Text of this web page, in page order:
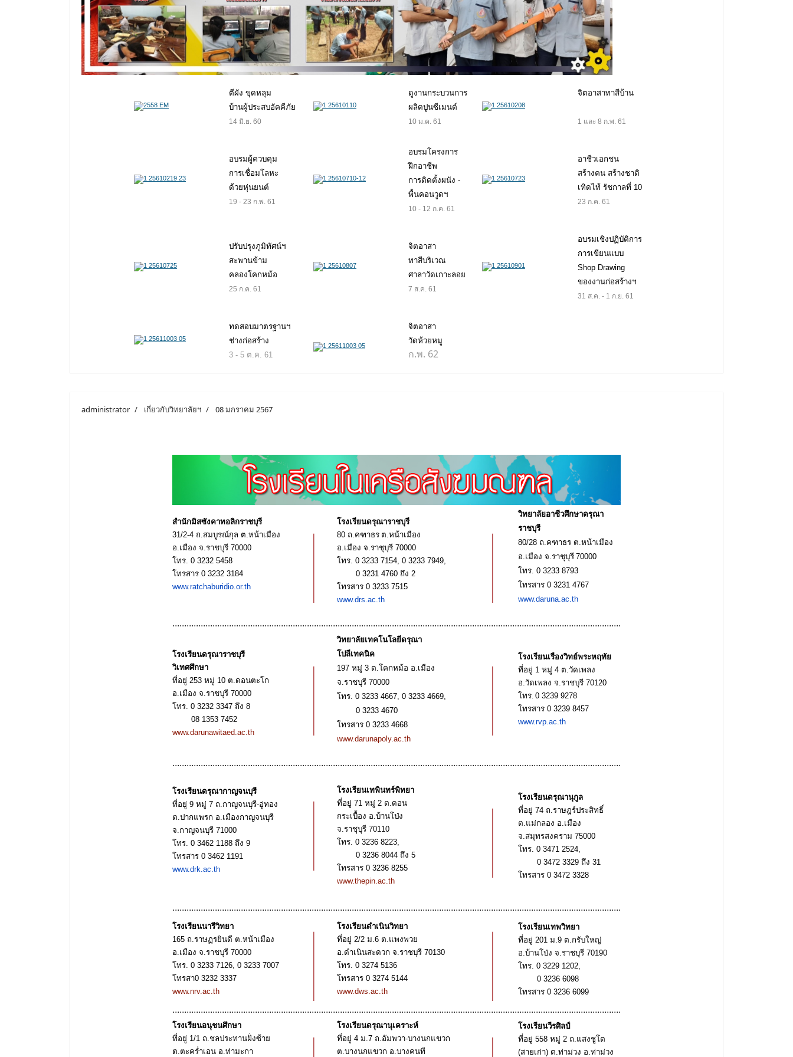
ตีผัง ขุดหลุม
บ้านผู้ประสบอัคคีภัย
14 มิ.ย. 60
ดูงานกระบวนการ
ผลิตปูนซีเมนต์
10 ม.ค. 61
จิตอาสาทาสีบ้าน
1 และ 8 ก.พ. 61
อบรมผู้ควบคุม
การเชื่อมโลหะ
ด้วยหุ่นยนต์
19 - 23 ก.พ. 61
อบรมโครงการ
ฝึกอาชีพ
การติดตั้งผนัง -
พื้นคอนวูดฯ
10 - 12 ก.ค. 61
อาชีวเอกชน
สร้างคน สร้างชาติ
เทิดไท้ รัชกาลที่ 10
23 ก.ค. 61
ปรับปรุงภูมิทัศน์ฯ
สะพานข้าม
คลองโคกหม้อ
25 ก.ค. 61
จิตอาสา
ทาสีบริเวณ
ศาลาวัดเกาะลอย
7 ส.ค. 61
อบรมเชิงปฏิบัติการ
การเขียนแบบ
Shop Drawing
ของงานก่อสร้างฯ
31 ส.ค. - 1 ก.ย. 61
ทดสอบมาตรฐานฯ
ช่างก่อสร้าง
3 - 5 ต.ค. 61
จิตอาสา
วัดห้วยหมู
ก.พ. 62
administrator เกี่ยวกับวิทยาลัยฯ 08 มกราคม 2567
สำนักมิสซังคาทอลิกราชบุรี
31/2-4 ถ สมบูรณ์กุล ต หน้าเมือง
อ เมือง จ ราชบุรี 70000
โทร 0 3232 5458
โทรสาร 0 3232 3184
www.ratchaburidio.or.th
โรงเรียนดรุณาราชบุรี
80 ถ คฑาธร ต หน้าเมือง
อ เมือง จ ราชุบุรี 70000
โทร 0 3233 7154, 0 3233 7949,
0 3231 4760 ถึง 2
โทรสาร 0 3233 7515
www.drs.ac.th
วิทยาลัยอาชีวศึกษาดรุณา
ราชบุรี
80/28 ถ คฑาธร ต หน้าเมือง
อ เมือง จ ราชุบุรี 70000
โทร 0 3233 8793
โทรสาร 0 3231 4767
www.daruna.ac.th
..............................................................................................................................................................................................
โรงเรียนดรุณาราชบุรี
วิเทศศึกษา
ที่อยู่ 253 หมู่ 10 ต ดอนตะโก
อ เมือง จ ราชบุรี 70000
โทร. 0 3232 3347 ถึง 8
08 1353 7452
www.darunawitaed.ac.th
วิทยาลัยเทคโนโลยีดรุณา
โปลีเทคนิค
197 หมู่ 3 ต โคกหม้อ อ เมือง
จ ราชบุรี 70000
โทร 0 3233 4667, 0 3233 4669,
0 3233 4670
โทรสาร 0 3233 4668
www.darunapoly.ac.th
โรงเรียนเรืองวิทย์พระหฤทัย
ที่อยู่ 1 หมู่ 4 ต วัดเพลง
อ วัดเพลง จ ราชบุรี 70120
โทร. 0 3239 9278
โทรสาร 0 3239 8457
www.rvp.ac.th
..............................................................................................................................................................................................
โรงเรียนดรุณากาญจนบุรี
ที่อยู่ 9 หมู่ 7 ถ กาญจนบุรี-อู่ทอง
ต ปากแพรก อ เมืองกาญจนบุรี
จ กาญจนบุรี 71000
โทร 0 3462 1188 ถึง 9
โทรสาร 0 3462 1191
www.drk.ac.th
โรงเรียนเทพินทร์พิทยา
ที่อยู่ 71 หมู่ 2 ต ดอน
กระเบื้อง อ บ้านโป่ง
จ ราชุบุรี 70110
โทร. 0 3236 8223,
0 3236 8044 ถึง 5
โทรสาร 0 3236 8255
www.thepin.ac.th
โรงเรียนดรุณานุกูล
ที่อยู่ 74 ถ ราษฎร์ประสิทธิ์
ต แม่กลอง อ เมือง
จ สมุทรสงคราม 75000
โทร. 0 3471 2524,
0 3472 3329 ถึง 31
โทรสาร 0 3472 3328
..............................................................................................................................................................................................
โรงเรียนนารีวิทยา
165 ถ ราษฏรยินดี ต หน้าเมือง
อ เมือง จ ราชบุรี 70000
โทร 0 3233 7126, 0 3233 7007
โทรสา0 3232 3337
www.nrv.ac.th
โรงเรียนดำเนินวิทยา
ที่อยู่ 2/2 ม 6 ต แพงพวย
อ ดำเนินสะดวก จ ราชบุรี 70130
โทร. 0 3274 5136
โทรสาร 0 3274 5144
www.dws.ac.th
โรงเรียนเทพวิทยา
ที่อยู่ 201 ม 9 ต กรับใหญ่
อ บ้านโป่ง จ ราชบุรี 70190
โทร. 0 3229 1202,
0 3236 6098
โทรสาร 0 3236 6099
..............................................................................................................................................................................................
โรงเรียนอนุชนศึกษา
ที่อยู่ 1/1 ถ ชลประทานฝั่งซ้าย
ต ตะคร่ำเอน อ ท่ามะกา
โรงเรียนดรุณานุเคราะห์
ที่อยู่ 4 ม 7 ถ อัมพวา-บางนกแขวก
ต บางนกแขวก อ บางคนที
โรงเรียนวีรศิลป์
ที่อยู่ 558 หมู่ 2 ถ แสงชูโต
(สายเก่า) ต ท่าม่วง อ ท่าม่วง